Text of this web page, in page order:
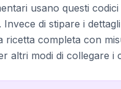
usano questi
di stipare i
ricetta completa con
altri modi di collegare i